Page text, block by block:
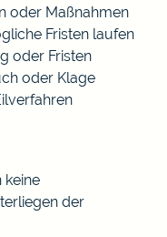
oder Maßnahmen
Fristen laufen
oder Fristen
oder Klage
keine
der